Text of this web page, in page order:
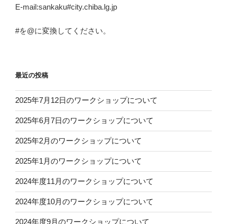
E-mail:sankaku#city.chiba.lg.jp
#を@に変換してください。
最近の投稿
2025年7月12日のワークショップについて
2025年6月7日のワークショップについて
2025年2月のワークショップについて
2025年1月のワークショップについて
2024年度11月のワークショップについて
2024年度10月のワークショップについて
2024年度9月のワークショップについて